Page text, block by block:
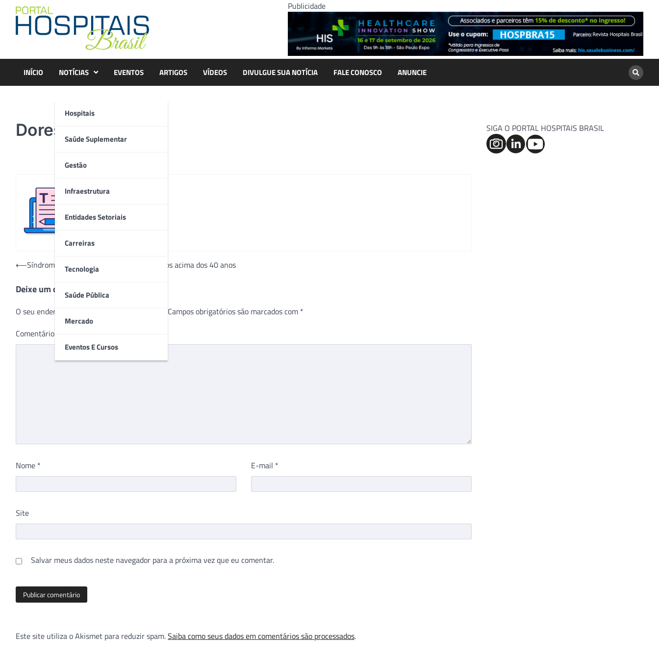
content
Publicidade
INÍCIO NOTÍCIAS
Hospitais
Saúde Suplementar
Gestão
Infraestrutura
Entidades Setoriais
Carreiras
Tecnologia
Saúde Pública
Mercado
Eventos E Cursos
EVENTOS ARTIGOS VÍDEOS DIVULGUE SUA NOTÍCIA FALE CONOSCO ANUNCIE
Dores-quadris
Navegação
Post
⟵Síndrome do grande trocanter afeta adultos acima dos 40 anos
Deixe um comentário
O seu endereço de e-mail não será publicado. Campos obrigatórios são marcados com *
Comentário
Nome * E-mail *
Site
Salvar meus dados neste navegador para a próxima vez que eu comentar.
Este site utiliza o Akismet para reduzir spam.Saiba como seus dados em comentários são processados.
SIGA O PORTAL HOSPITAIS BRASIL